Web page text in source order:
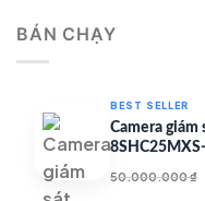
BÁN CHẠY
BEST SELLER
Camera giám
50.000.000₫